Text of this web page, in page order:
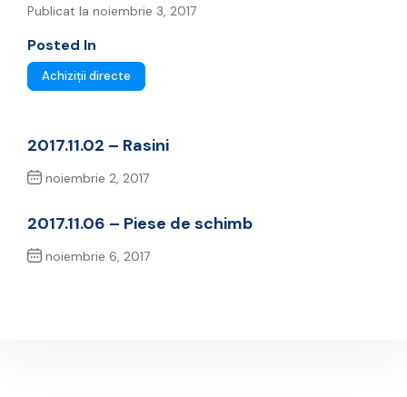
Publicat la noiembrie 3, 2017
Posted In
Achiziții directe
2017.11.02 – Rasini
noiembrie 2, 2017
2017.11.06 – Piese de schimb
noiembrie 6, 2017